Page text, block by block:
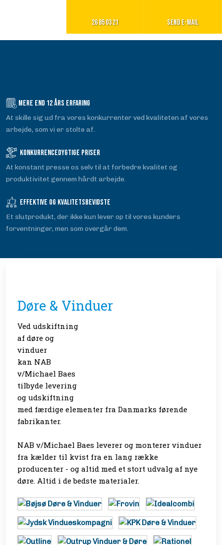
26 85 03 21 Send e-mail
Mere end​ 12 års erfaring
At skille sig ud fra vores konkurrenter ved kvaliteten af ​​vores
arbejde, som vi er stolte af.
Konkurrencedygtige priser​
At konstant presse os selv til at forbedre kvalitet og
produktivitet gennem hårdt arbejde.
Effektive og kvalitetsbevidste
Et slutprodukt, der ikke kun lever op til vores kunders
forventninger, men som overgår dem.
Døre & Vinduer
Ved udskiftning
af døre og
vinduer
kan NAB
v/Michael Baes
tilbyde levering
og udskiftning
med færdige elementer fra Danmarks førende
fabrikanter.
NAB v/Michael Baes leverer og monterer vinduer
fra kælder til kvist fra en lang række
producenter - og altid med et stort udvalg af nye
døre. Altid i de bedste materialer.